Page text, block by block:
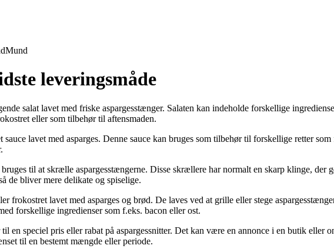
Mund
leveringsmåde
salat lavet med friske aspargesstænger. Salaten kan indeholde forskellige
eller som tilbehør til aftensmaden.
sauce lavet med asparges. Denne sauce kan bruges som tilbehør til forskellige retter
til at skrælle aspargesstængerne. Disse skrællere har normalt en skarp klinge, der
de bliver mere delikate og spiselige.
frokostret lavet med asparges og brød. De laves ved at grille eller stege
forskellige ingredienser som f.eks. bacon eller ost.
en speciel pris eller rabat på aspargessnitter. Det kan være en annonce i en butik eller
til en bestemt mængde eller periode.